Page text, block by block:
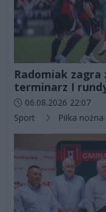
Radomiak zagra
terminarz I
Data dodania artykułu:
06.08.2026 22:07
Kategorie artykułu:
Sport Piłka nożna